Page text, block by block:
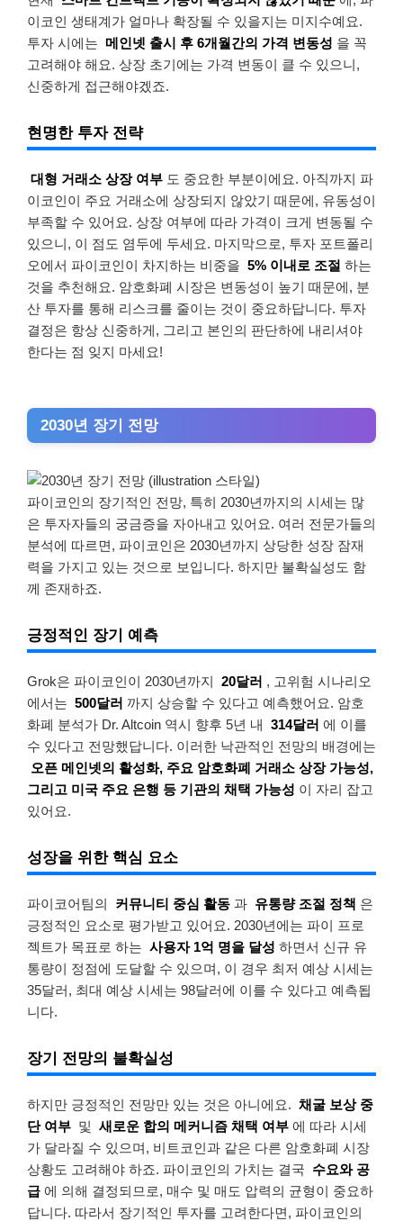
이코인 생태계가 얼마나 확장될 수 있을지는 미지수예요.
투자 시에는 메인넷 출시 후 6개월간의 가격 변동성 을 꼭
고려해야 해요. 상장 초기에는 가격 변동이 클 수 있으니,
신중하게 접근해야겠죠.
현명한 투자 전략
대형 거래소 상장 여부 도 중요한 부분이에요. 아직까지 파
이코인이 주요 거래소에 상장되지 않았기 때문에, 유동성이
부족할 수 있어요. 상장 여부에 따라 가격이 크게 변동될 수
있으니, 이 점도 염두에 두세요. 마지막으로, 투자 포트폴리
오에서 파이코인이 차지하는 비중을 5% 이내로 조절 하는
것을 추천해요. 암호화폐 시장은 변동성이 높기 때문에, 분
산 투자를 통해 리스크를 줄이는 것이 중요하답니다. 투자
결정은 항상 신중하게, 그리고 본인의 판단하에 내리셔야
한다는 점 잊지 마세요!
2030년 장기 전망
파이코인의 장기적인 전망, 특히 2030년까지의 시세는 많
은 투자자들의 궁금증을 자아내고 있어요. 여러 전문가들의
분석에 따르면, 파이코인은 2030년까지 상당한 성장 잠재
력을 가지고 있는 것으로 보입니다. 하지만 불확실성도 함
께 존재하죠.
긍정적인 장기 예측
Grok은 파이코인이 2030년까지 20달러 , 고위험 시나리오
에서는 500달러 까지 상승할 수 있다고 예측했어요. 암호
화폐 분석가 Dr. Altcoin 역시 향후 5년 내 314달러 에 이를
수 있다고 전망했답니다. 이러한 낙관적인 전망의 배경에는
오픈 메인넷의 활성화, 주요 암호화폐 거래소 상장 가능성,
그리고 미국 주요 은행 등 기관의 채택 가능성 이 자리 잡고
있어요.
성장을 위한 핵심 요소
파이코어팀의 커뮤니티 중심 활동 과 유통량 조절 정책 은
긍정적인 요소로 평가받고 있어요. 2030년에는 파이 프로
젝트가 목표로 하는 사용자 1억 명을 달성 하면서 신규 유
통량이 정점에 도달할 수 있으며, 이 경우 최저 예상 시세는
35달러, 최대 예상 시세는 98달러에 이를 수 있다고 예측됩
니다.
장기 전망의 불확실성
하지만 긍정적인 전망만 있는 것은 아니에요. 채굴 보상 중
단 여부 및 새로운 합의 메커니즘 채택 여부 에 따라 시세
가 달라질 수 있으며, 비트코인과 같은 다른 암호화폐 시장
상황도 고려해야 하죠. 파이코인의 가치는 결국 수요와 공
급 에 의해 결정되므로, 매수 및 매도 압력의 균형이 중요하
답니다. 따라서 장기적인 투자를 고려한다면, 파이코인의